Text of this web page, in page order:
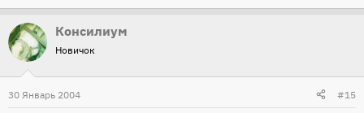
Консилиум
Новичок
30 Январь 2004 #15